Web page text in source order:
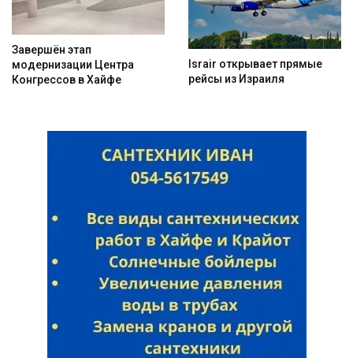
Завершён этап
модернизации Центра
Конгрессов в Хайфе
Israir открывает прямые
рейсы из Израиля